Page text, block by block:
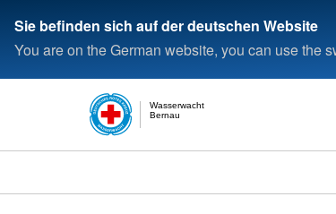
Sie befinden sich auf der deutschen Website
You are on the German website, you can use the
Bernau
Wasserwacht